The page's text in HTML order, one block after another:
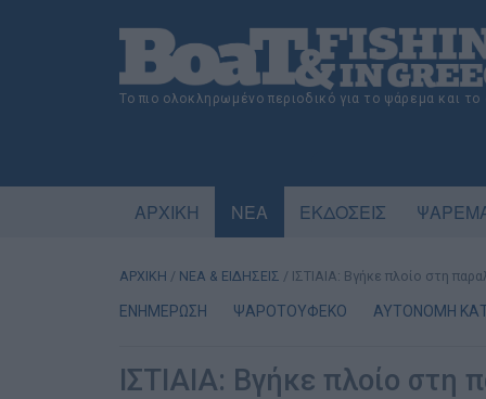
Το πιο ολοκληρωμένο περιοδικό για το ψάρεμα και
ΑΡΧΙΚΗ ΝΕΑ ΕΚΔΟΣΕΙΣ
ΑΡΧΙΚΗ / ΝΕΑ & ΕΙΔΗΣΕΙΣ / ΙΣΤΙΑΙΑ: Βγήκε πλοίο στη
ΕΝΗΜΕΡΩΣΗ ΨΑΡΟΤΟΥΦΕΚΟ ΑΥΤΟΝΟΜΗ
ΙΣΤΙΑΙΑ: Βγήκε πλοίο στη